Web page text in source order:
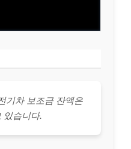
기차 보조금 잔액은
있습니다.